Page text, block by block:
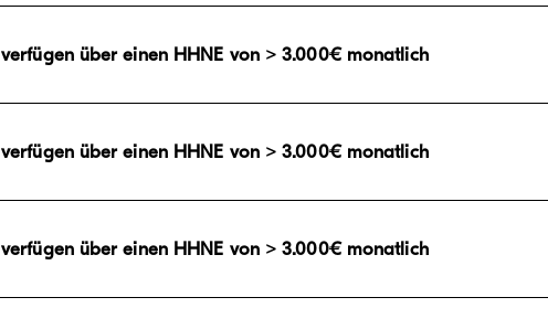
verfügen über einen HHNE von > 3.000€ monatlich
verfügen über einen HHNE von > 3.000€ monatlich
verfügen über einen HHNE von > 3.000€ monatlich